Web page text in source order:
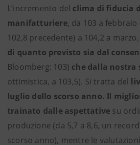
L’incremento del clima di fiducia
manifatturiere, da 103 a
102,8 precedente) a 104,2 a
di quanto previsto sia dal
Bloomberg: 103) che dalla nostra
ottimistica, a 103,5). Si tratta del
luglio dello scorso anno. Il
trainato dalle aspettative su
produzione (da 5,7 a 8,6, un
scorso anno), mentre le